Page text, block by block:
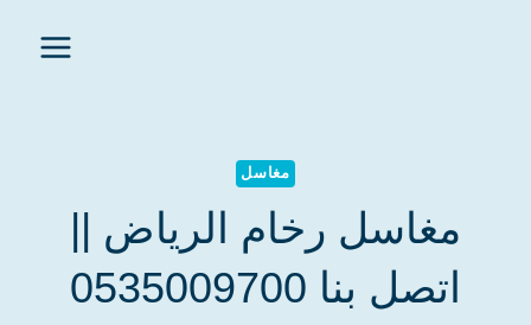
مغاسل
مغاسل رخام الرياض ||
اتصل بنا 0535009700